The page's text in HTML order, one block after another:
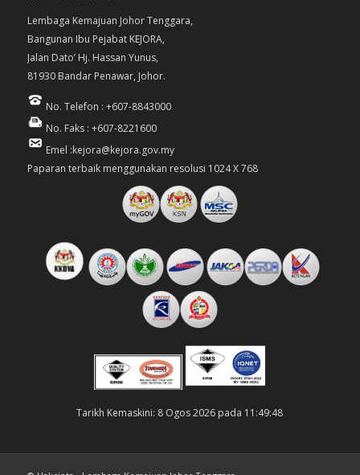
Lembaga Kemajuan Johor Tenggara,
Bangunan Ibu Pejabat KEJORA,
Jalan Dato’ Hj. Hassan Yunus,
81930 Bandar Penawar, Johor.
No. Telefon : +607-8843000
No. Faks : +607-8221600
Emel :kejora@kejora.gov.my
Paparan terbaik menggunakan resolusi 1024 X 768
Tarikh Kemaskini: 8 Ogos 2026 pada 11:49:48